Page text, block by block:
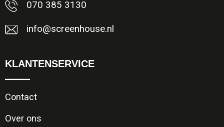
070 385 3130
info@screenhouse.nl
KLANTENSERVICE
Contact
Over ons